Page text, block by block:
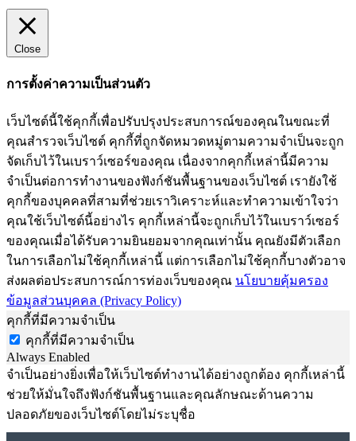
Close
การตั้งค่าความเป็นส่วนตัว
เว็บไซต์นี้ใช้คุกกี้เพื่อปรับปรุงประสบการณ์ของคุณในขณะที่
คุณสำรวจเว็บไซต์ คุกกี้ที่ถูกจัดหมวดหมู่ตามความจำเป็นจะถูก
จัดเก็บไว้ในเบราว์เซอร์ของคุณ เนื่องจากคุกกี้เหล่านี้มีความ
จำเป็นต่อการทำงานของฟังก์ชันพื้นฐานของเว็บไซต์ เรายังใช้
คุกกี้ของบุคคลที่สามที่ช่วยเราวิเคราะห์และทำความเข้าใจว่า
คุณใช้เว็บไซต์นี้อย่างไร คุกกี้เหล่านี้จะถูกเก็บไว้ในเบราว์เซอร์
ของคุณเมื่อได้รับความยินยอมจากคุณเท่านั้น คุณยังมีตัวเลือก
ในการเลือกไม่ใช้คุกกี้เหล่านี้ แต่การเลือกไม่ใช้คุกกี้บางตัวอาจ
ส่งผลต่อประสบการณ์การท่องเว็บของคุณ นโยบายคุ้มครอง
ข้อมูลส่วนบุคคล (Privacy Policy)
คุกกี้ที่มีความจำเป็น
คุกกี้ที่มีความจำเป็น
Always Enabled
จำเป็นอย่างยิ่งเพื่อให้เว็บไซต์ทำงานได้อย่างถูกต้อง คุกกี้เหล่านี้
ช่วยให้มั่นใจถึงฟังก์ชันพื้นฐานและคุณลักษณะด้านความ
ปลอดภัยของเว็บไซต์โดยไม่ระบุชื่อ